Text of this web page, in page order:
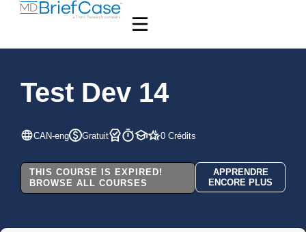
Test Dev 14
CAN-eng Gratuit 0 Crédits
THIS COURSE IS EXPIRED!
BROWSE ALL COURSES
APPRENDRE
ENCORE PLUS